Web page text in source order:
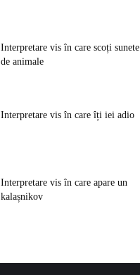
Interpretare vis în care scoți sunete
de animale
Interpretare vis în care îți iei adio
Interpretare vis în care apare un
kalașnikov